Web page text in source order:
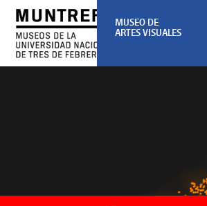
MUSEO DE
ARTES VISUALES